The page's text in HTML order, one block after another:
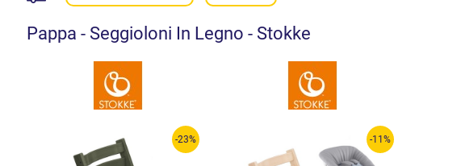
Pappa - Seggioloni In Legno - Stokke
-23% -11%